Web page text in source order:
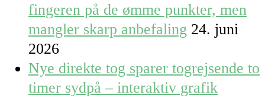
fingeren på de ømme punkter, men
mangler skarp anbefaling 24. juni
2026
Nye direkte tog sparer togrejsende to
timer sydpå – interaktiv grafik